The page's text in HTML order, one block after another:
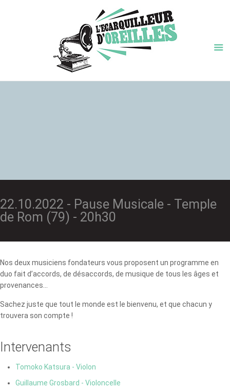
22.10.2022 - Pause Musicale - Temple
de Rom (79) - 20h30
Nos deux musiciens fondateurs vous proposent un programme en
duo fait d’accords, de désaccords, de musique de tous les âges et
provenances...
Sachez juste que tout le monde est le bienvenu, et que chacun y
trouvera son compte !
Intervenants
Tomoko Katsura - Violon
Guillaume Grosbard - Violoncelle